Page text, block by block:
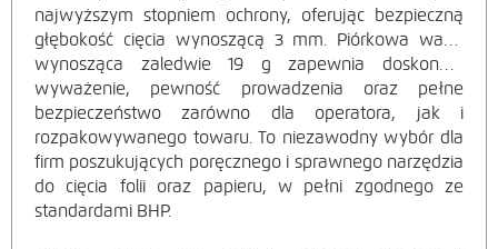
najwyższym stopniem ochrony, oferując bezpieczną
głębokość cięcia wynoszącą 3 mm. Piórkowa waga
wynosząca zaledwie
19 g
zapewnia doskonałe
wyważenie, pewność prowadzenia oraz pełne
bezpieczeństwo zarówno dla operatora, jak i
rozpakowywanego towaru. To niezawodny wybór dla
firm poszukujących poręcznego i sprawnego narzędzia
do cięcia folii oraz papieru, w pełni zgodnego ze
standardami BHP.